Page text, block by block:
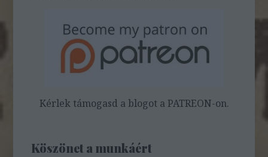
Kérlek támogasd a blogot a PATREON-on.
Köszönet a munkáért